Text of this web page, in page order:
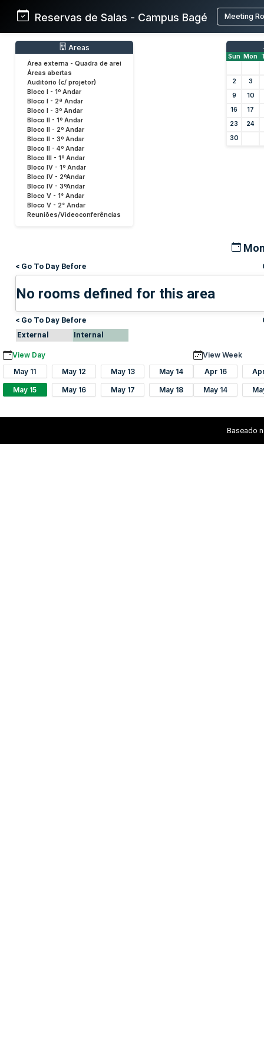
Reservas de Salas - Campus Bagé Meeting
Areas
Área externa - Quadra de arei
Áreas abertas
Auditório (c/ projetor)
Bloco I - 1º Andar
Bloco I - 2ª Andar
Bloco I - 3º Andar
Bloco II - 1º Andar
Bloco II - 2º Andar
Bloco II - 3º Andar
Bloco II - 4º Andar
Bloco III - 1º Andar
Bloco IV - 1º Andar
Bloco IV - 2ºAndar
Bloco IV - 3ºAndar
Bloco V - 1° Andar
Bloco V - 2° Andar
Reuniões/Videoconferências
Sun Mon
2
3
9
10
16
17
23
24
30
< Go To Day Before
No rooms defined for this area
< Go To Day Before
External
Internal
View Day
May 11
May 12 May 13 May 14
May 15 May 16 May 17 May 18
View Week
Apr 16
May 14
Baseado